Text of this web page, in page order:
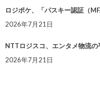
ロジポケ、「パスキー認証（
2026年7月21日
NTTロジスコ、エンタメ物流
2026年7月21日